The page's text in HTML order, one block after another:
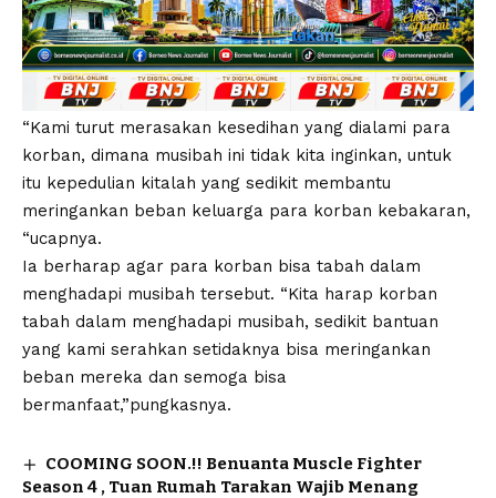
“Kami turut merasakan kesedihan yang dialami para
korban, dimana musibah ini tidak kita inginkan, untuk
itu kepedulian kitalah yang sedikit membantu
meringankan beban keluarga para korban kebakaran,
“ucapnya.
Ia berharap agar para korban bisa tabah dalam
menghadapi musibah tersebut. “Kita harap korban
tabah dalam menghadapi musibah, sedikit bantuan
yang kami serahkan setidaknya bisa meringankan
beban mereka dan semoga bisa
bermanfaat,”pungkasnya.
COOMING SOON.!! Benuanta Muscle Fighter
Season 4 , Tuan Rumah Tarakan Wajib Menang